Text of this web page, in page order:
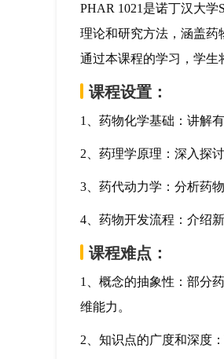
PHAR 1021是诺丁汉大学
理论和研究方法，涵盖药
通过本课程的学习，学生
课程设置：
1、药物化学基础：讲解
2、药理学原理：深入探
3、药代动力学：分析药
4、药物开发流程：介绍
课程难点：
1、概念的抽象性：部分
维能力。
2、知识点的广度和深度